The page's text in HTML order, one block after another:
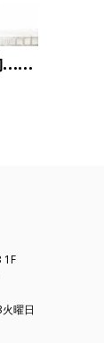
……
1F
曜日